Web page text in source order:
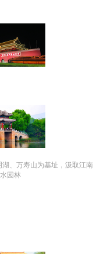
、万寿山为基址，汲取江南
园林